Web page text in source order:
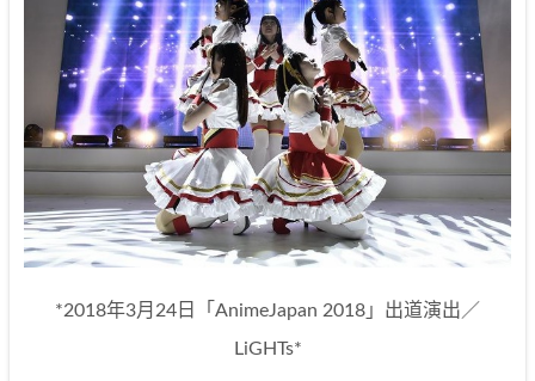
*2018年3月24日「AnimeJapan 2018」出道演出／
LiGHTs*